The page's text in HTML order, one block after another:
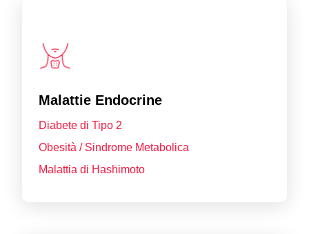
Malattie Endocrine
Diabete di Tipo 2
Obesità / Sindrome Metabolica
Malattia di Hashimoto